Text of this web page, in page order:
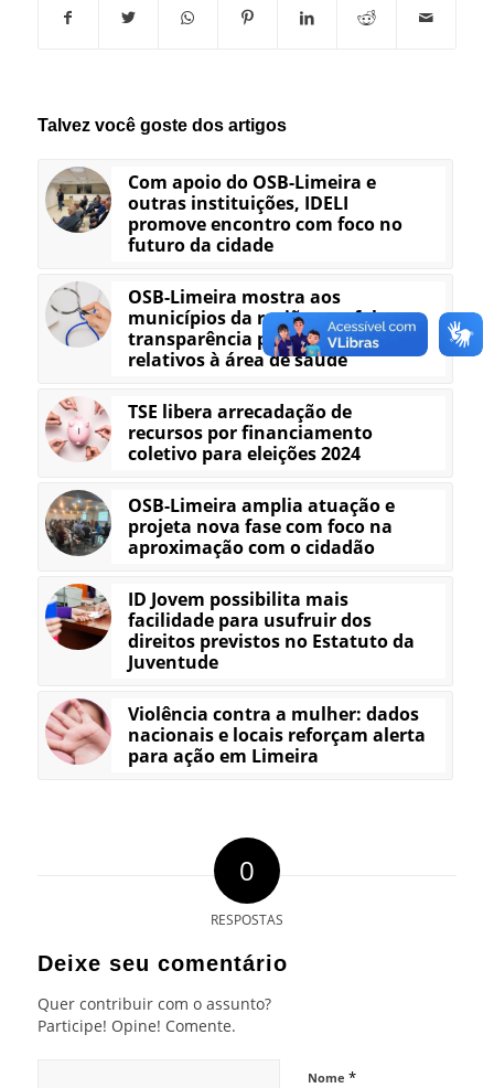
Talvez você goste dos artigos
Com apoio do OSB-Limeira e
outras instituições, IDELI
promove encontro com foco no
futuro da cidade
OSB-Limeira mostra aos
municípios da região que falta
transparência para dados
relativos à área de saúde
TSE libera arrecadação de
recursos por financiamento
coletivo para eleições 2024
OSB-Limeira amplia atuação e
projeta nova fase com foco na
aproximação com o cidadão
ID Jovem possibilita mais
facilidade para usufruir dos
direitos previstos no Estatuto da
Juventude
Violência contra a mulher: dados
nacionais e locais reforçam alerta
para ação em Limeira
0
RESPOSTAS
Deixe seu comentário
Quer contribuir com o assunto?
Participe! Opine! Comente.
Nome *